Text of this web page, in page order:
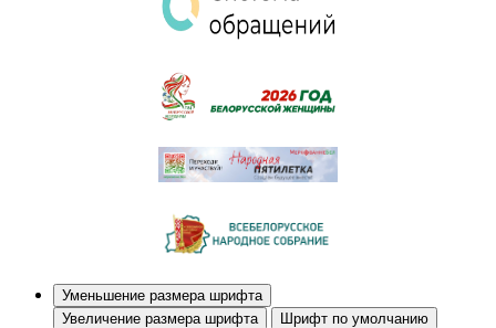
Уменьшение размера шрифта
Увеличение размера шрифта
Шрифт по умолчанию